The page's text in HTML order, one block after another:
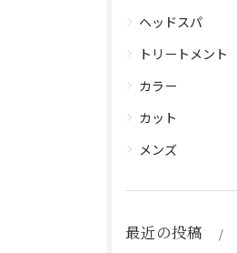
ヘッドスパ
トリートメント
カラー
カット
メンズ
最近の投稿